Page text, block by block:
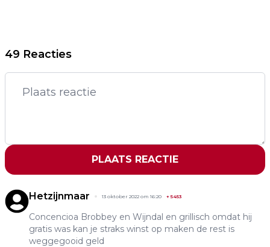
49 Reacties
PLAATS REACTIE
Hetzijnmaar 13 oktober 2022 om 16:20 + 5453
Concencioa Brobbey en Wijndal en grillisch omdat hij
gratis was kan je straks winst op maken de rest is
weggegooid geld